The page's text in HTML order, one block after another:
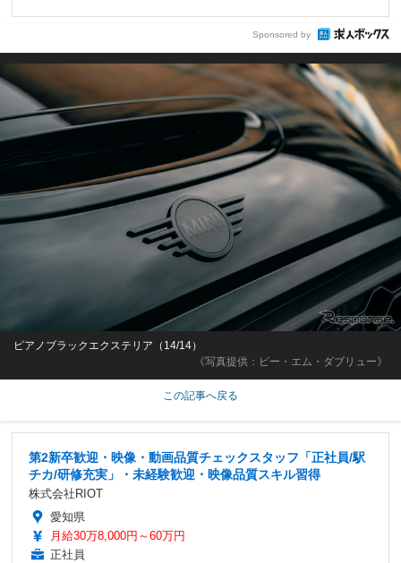
Sponsored by
《写真提供：ビー・エム・ダブリュー》
ピアノブラックエクステリア（14/14）
この記事へ戻る
第2新卒歓迎・映像・動画品質チェックスタッフ「正社員/駅
チカ/研修充実」・未経験歓迎・映像品質スキル習得
株式会社RIOT
愛知県
月給30万8,000円～60万円
正社員